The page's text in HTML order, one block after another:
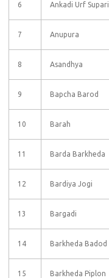
6 Ankadi Urf Supari
7 Anupura
8 Asandhya
9 Bapcha Barod
10 Barah
11 Barda Barkheda
12 Bardiya Jogi
13 Bargadi
14 Barkheda Badod
15 Barkheda Piplon